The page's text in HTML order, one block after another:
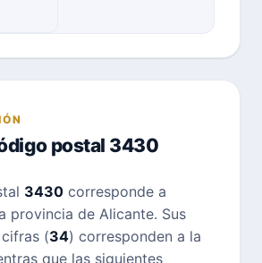
postal 3430
3430 corresponde a
provincia de Alicante. Sus
(34) corresponden a la
que las siguientes